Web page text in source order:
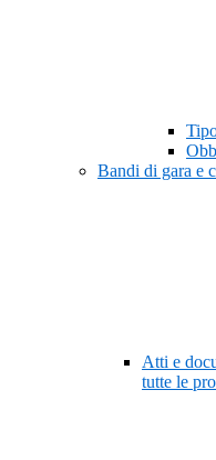
Bandi di gara e
Atti e
tutte le